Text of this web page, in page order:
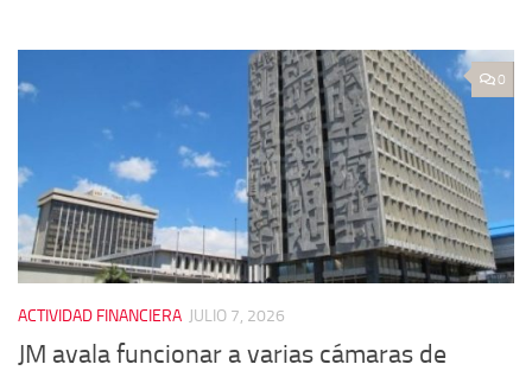
0
ACTIVIDAD FINANCIERA JULIO 7, 2026
JM avala funcionar a varias cámaras de